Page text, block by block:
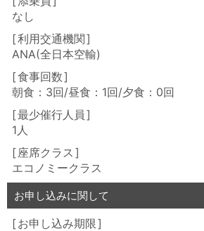
なし
利用交通機関
ANA(全日本空輸)
食事回数
朝食：3回/昼食：1回/夕食：0回
最少催行人員
1人
座席クラス
エコノミークラス
お申し込みに関して
お申し込み期限